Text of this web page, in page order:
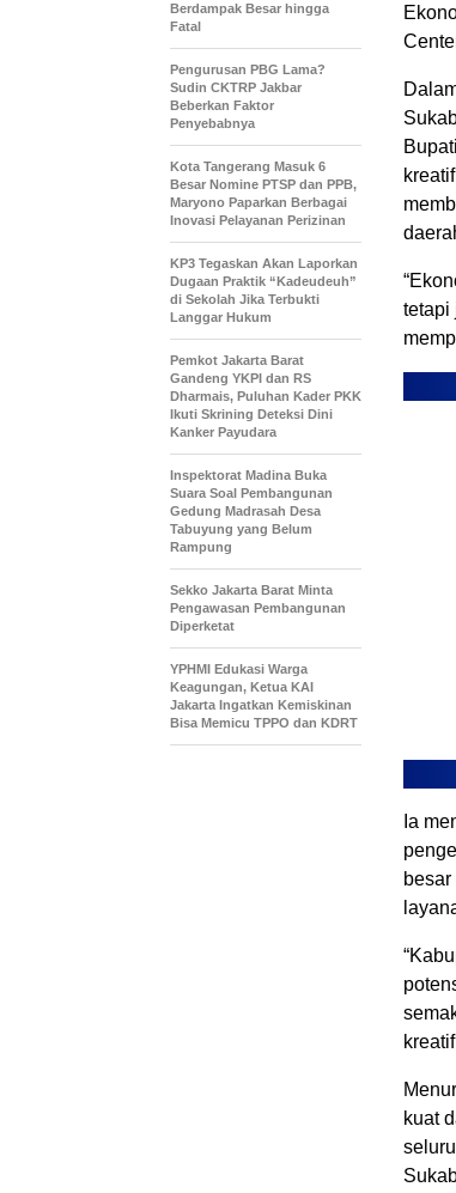
tetapi
Ia
kuat
Berdampak Besar hingga
Fatal
Pengurusan PBG Lama?
Sudin CKTRP Jakbar
Beberkan Faktor
Penyebabnya
Kota Tangerang Masuk 6
Besar Nomine PTSP dan PPB,
Maryono Paparkan Berbagai
Inovasi Pelayanan Perizinan
KP3 Tegaskan Akan Laporkan
Dugaan Praktik “Kadeudeuh”
di Sekolah Jika Terbukti
Langgar Hukum
Pemkot Jakarta Barat
Gandeng YKPI dan RS
Dharmais, Puluhan Kader PKK
Ikuti Skrining Deteksi Dini
Kanker Payudara
Inspektorat Madina Buka
Suara Soal Pembangunan
Gedung Madrasah Desa
Tabuyung yang Belum
Rampung
Sekko Jakarta Barat Minta
Pengawasan Pembangunan
Diperketat
YPHMI Edukasi Warga
Keagungan, Ketua KAI
Jakarta Ingatkan Kemiskinan
Bisa Memicu TPPO dan KDRT